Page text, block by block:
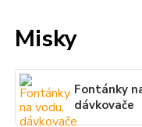
Misky
Fontánky
dávkovače